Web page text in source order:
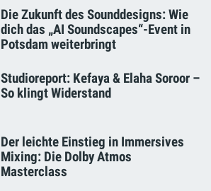
Die Zukunft des Sounddesigns: Wie
dich das „AI Soundscapes“-Event in
Potsdam weiterbringt
Studioreport: Kefaya & Elaha Soroor –
So klingt Widerstand
Der leichte Einstieg in Immersives
Mixing: Die Dolby Atmos
Masterclass